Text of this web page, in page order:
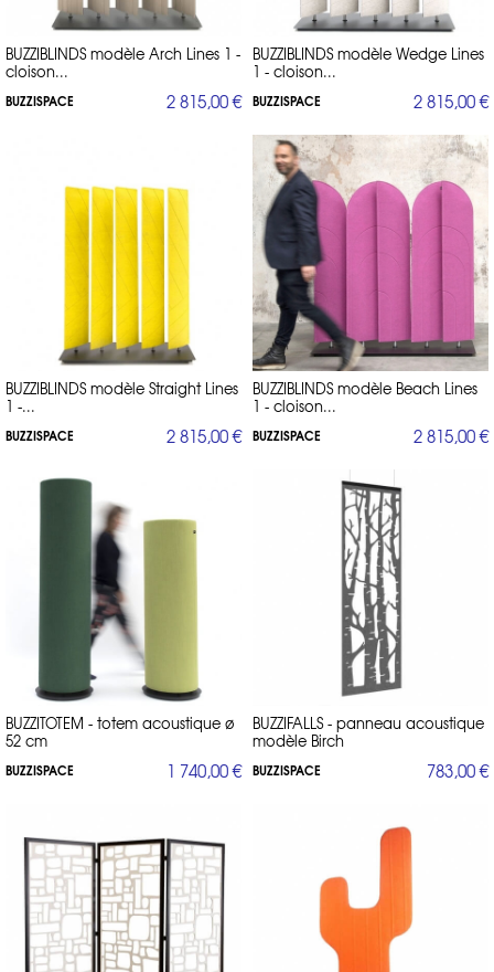
BUZZIBLINDS modèle Arch Lines 1 -
cloison...
BUZZISPACE 2 815,00 €
BUZZIBLINDS modèle Wedge Lines
1 - cloison...
BUZZISPACE 2 815,00 €
BUZZIBLINDS modèle Straight Lines
1 -...
BUZZISPACE 2 815,00 €
BUZZIBLINDS modèle Beach Lines
1 - cloison...
BUZZISPACE 2 815,00 €
BUZZITOTEM - totem acoustique ø
52 cm
BUZZISPACE 1 740,00 €
BUZZIFALLS - panneau acoustique
modèle Birch
BUZZISPACE 783,00 €